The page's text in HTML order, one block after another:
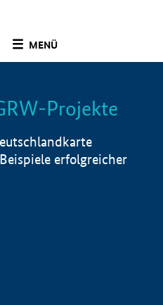
MENÜ
Info
Projekte
erfolgreicher